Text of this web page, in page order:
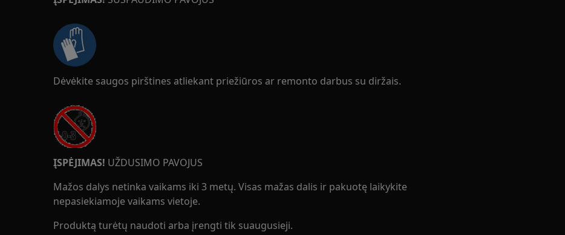
Dėvėkite saugos pirštines atliekant priežiūros ar remonto darbus su diržais.
ĮSPĖJIMAS! UŽDUSIMO PAVOJUS
Mažos dalys netinka vaikams iki 3 metų. Visas mažas dalis ir pakuotę laikykite
nepasiekiamoje vaikams vietoje.
Produktą turėtų naudoti arba įrengti tik suaugusieji.